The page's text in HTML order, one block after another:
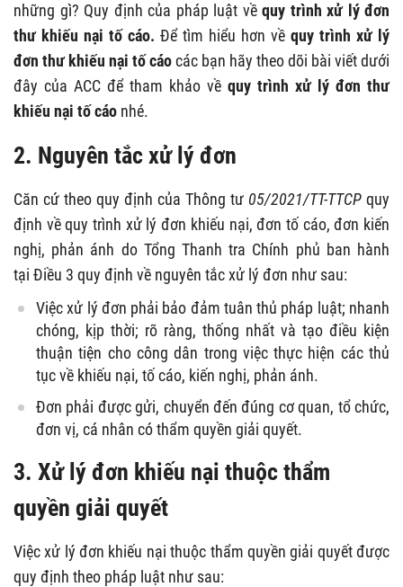
những gì? Quy định của pháp luật về quy trình xử lý đơn
thư khiếu nại tố cáo. Để tìm hiểu hơn về quy trình xử lý
đơn thư khiếu nại tố cáocác bạn hãy theo dõi bài viết dưới
đây của ACC để tham khảo về quy trình xử lý đơn thư
khiếu nại tố cáo nhé.
2. Nguyên tắc xử lý đơn
Căn cứ theo quy định của Thông tư 05/2021/TT-TTCP quy
định về quy trình xử lý đơn khiếu nại, đơn tố cáo, đơn kiến
nghị, phản ánh do Tổng Thanh tra Chính phủ ban hành
tại Điều 3 quy định về nguyên tắc xử lý đơn như sau:
Việc xử lý đơn phải bảo đảm tuân thủ pháp luật; nhanh
chóng, kịp thời; rõ ràng, thống nhất và tạo điều kiện
thuận tiện cho công dân trong việc thực hiện các thủ
tục về khiếu nại, tố cáo, kiến nghị, phản ánh.
Đơn phải được gửi, chuyển đến đúng cơ quan, tổ chức,
đơn vị, cá nhân có thẩm quyền giải quyết.
3. Xử lý đơn khiếu nại thuộc thẩm
quyền giải quyết
Việc xử lý đơn khiếu nại thuộc thẩm quyền giải quyết được
quy định theo pháp luật như sau: